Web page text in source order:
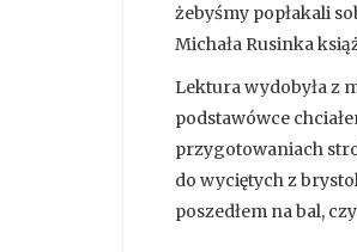
żebyśmy popłakali
Michała Rusinka
Lektura wydobyła z
podstawówce
przygotowaniach
do wyciętych z
poszedłem na bal, czy